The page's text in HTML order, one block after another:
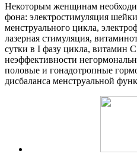
Некоторым женщинам
фона: электростимуляция
менструального цикла,
лазерная стимуляция,
сутки в I фазу цикла, витамин
неэффективности
половые и гонадотропные
дисбаланса менструальной